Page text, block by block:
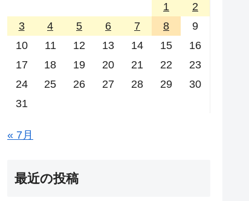
1
2
3
4 5 6 7 8
9
10
11 12 13 14 15
16
17
18 19 20 21 22
23
24
25 26 27 28 29
30
31
« 7月
最近の投稿